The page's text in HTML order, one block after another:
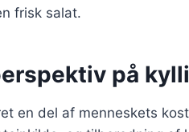
frisk salat.
på
en del af menneskets